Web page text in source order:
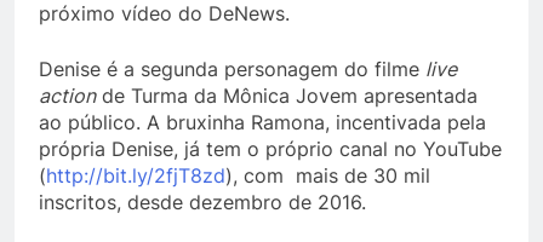
próximo vídeo do DeNews.
Denise é a segunda personagem do filme live
actionde Turma da Mônica Jovem apresentada
ao público. A bruxinha Ramona, incentivada pela
própria Denise, já tem o próprio canal no YouTube
(http://bit.ly/2fjT8zd), com mais de 30 mil
inscritos, desde dezembro de 2016.